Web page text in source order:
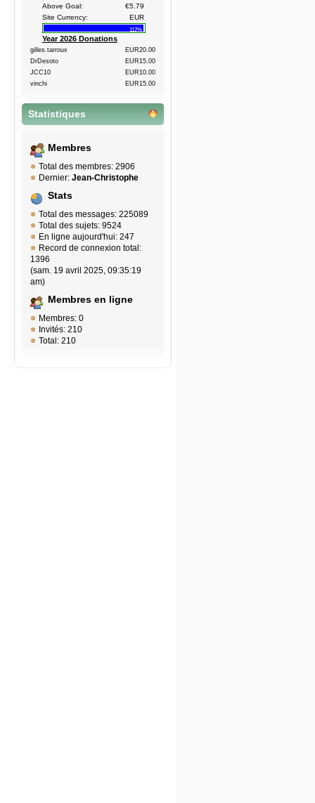
Above Goal:
€5.79
Site Currency:
EUR
112%
Year 2026 Donations
gilles.tarroux
EUR20.00
DrDesoto
EUR15.00
JCC10
EUR10.00
vinchi
EUR15.00
Statistiques
Membres
Total des membres: 2906
Dernier: Jean-Christophe
Stats
Total des messages: 225089
Total des sujets: 9524
En ligne aujourd'hui: 247
Record de connexion total:
1396
(sam. 19 avril 2025, 09:35:19
am)
Membres en ligne
Membres: 0
Invités: 210
Total: 210